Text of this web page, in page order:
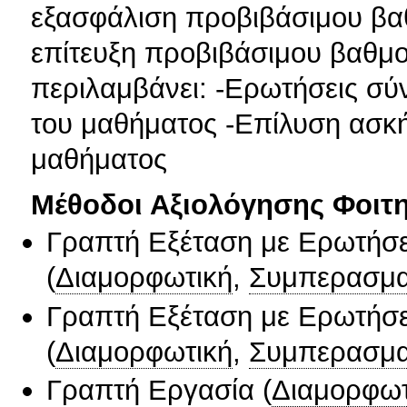
εξασφάλιση προβιβάσιμου
επίτευξη προβιβάσιμου
περιλαμβάνει: -Ερωτήσεις
του μαθήματος -Επίλυση
μαθήματος
Μέθοδοι Αξιολόγησης
Γραπτή Εξέταση με
(Διαμορφωτική,
Γραπτή Εξέταση με
(Διαμορφωτική,
Γραπτή Εργασία (